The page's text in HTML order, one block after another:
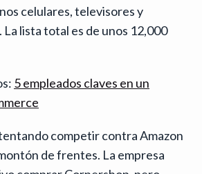
celulares, televisores y
La lista total es de unos 12,000
5 empleados claves en un
competir contra Amazon
de frentes. La empresa